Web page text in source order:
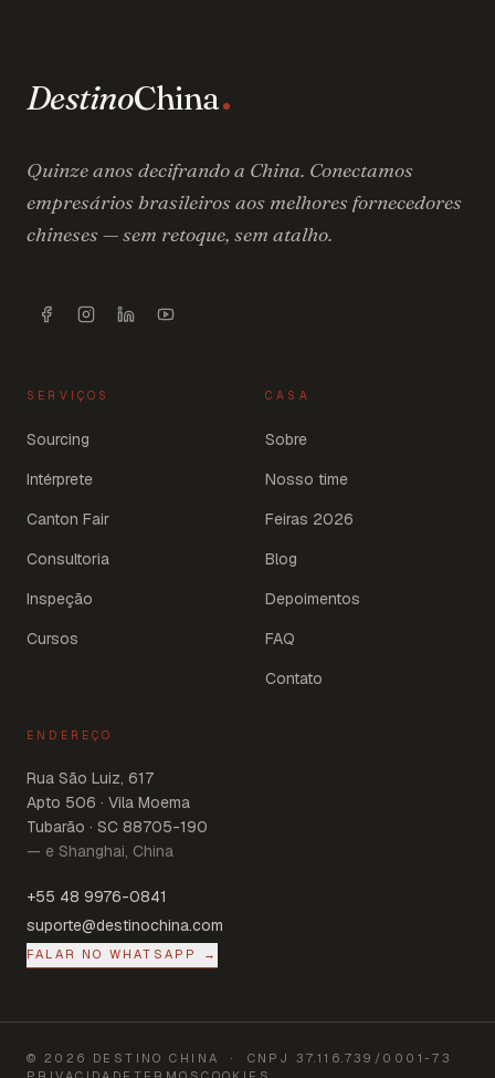
DestinoChina
Quinze anos decifrando a China. Conectamos
empresários brasileiros aos melhores fornecedores
chineses — sem retoque, sem atalho.
SERVIÇOS
Sourcing
Intérprete
Canton Fair
Consultoria
Inspeção
Cursos
CASA
Sobre
Nosso time
Feiras 2026
Blog
Depoimentos
FAQ
Contato
ENDEREÇO
Rua São Luiz, 617
Apto 506 · Vila Moema
Tubarão · SC 88705-190
— e Shanghai, China
+55 48 9976-0841
suporte@destinochina.com
FALAR NO WHATSAPP →
© 2026 DESTINO CHINA · CNPJ 37.116.739/0001-73